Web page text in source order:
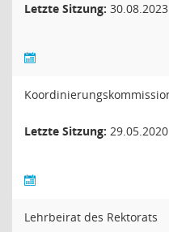
Letzte Sitzung: 30.08.2023
Letzte Sitzung: 29.05.2020
Lehrbeirat des Rektorats